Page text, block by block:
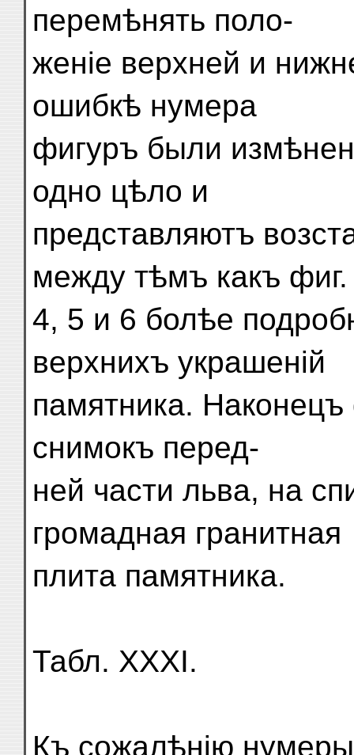
перемѣнять поло-
женіе верхней и
ошибкѣ нумера
фигуръ были
одно цѣло и
представляютъ
между тѣмъ какъ фиг.
4, 5 и 6 болѣе
верхнихъ украшеній
памятника. Наконецъ
снимокъ перед-
ней части льва, на
громадная гранитная
плита памятника.
Табл. XXXI.
Къ сожалѣнію